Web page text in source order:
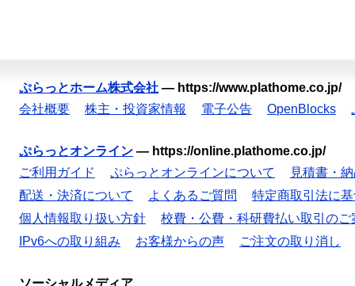
ぷらっとホーム株式会社 — https://www.plathome.co.jp/
会社概要
株主・投資家情報 電子公告 OpenBlocks
ぷらっとオンライン — https://online.plathome.co.jp/
ご利用ガイド
ぷらっとオンラインについて
見積書・
配送・決済について
よくあるご質問
特定商取引法に
個人情報取り扱い方針
校費・公費・科研費払い取引のご
IPv6への取り組み
お客様からの声 ご注文の取り消し
ソーシャルメディア